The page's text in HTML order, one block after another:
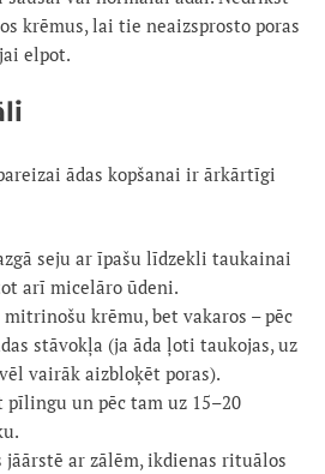
krēmus, lai tie neaizsprosto poras
elpot.
ādas kopšanai ir ārkārtīgi
seju ar īpašu līdzekli taukainai
arī micelāro ūdeni.
krēmu, bet vakaros – pēc
stāvokļa (ja āda ļoti taukojas, uz
vairāk aizbloķēt poras).
un pēc tam uz 15–20
jāārstē ar zālēm, ikdienas rituālos